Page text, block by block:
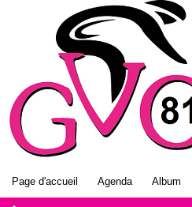
Page d'accueil Agenda Album